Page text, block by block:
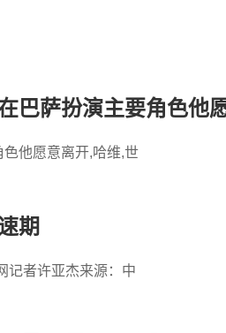
巴萨扮演主要角色他
他愿意离开,哈维,世
期
记者许亚杰来源：中